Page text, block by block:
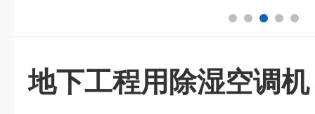
地下工程用除湿空调机